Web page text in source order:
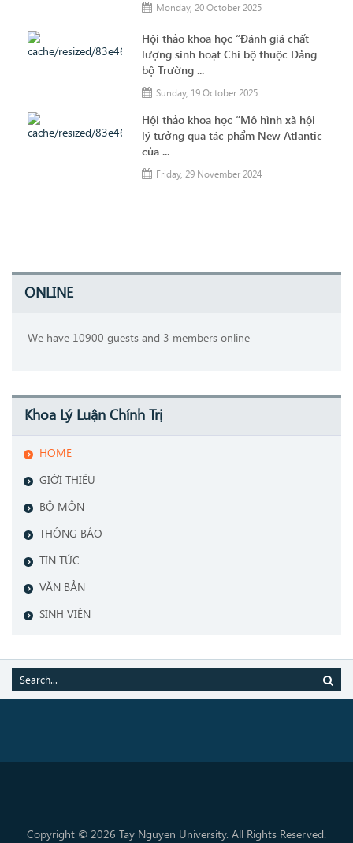
Monday, 20 October 2025
Hội thảo khoa học “Đánh giá chất
lượng sinh hoạt Chi bộ thuộc Đảng
bộ Trường ...
Sunday, 19 October 2025
Hội thảo khoa học “Mô hình xã hội
lý tưởng qua tác phẩm New Atlantic
của ...
Friday, 29 November 2024
ONLINE
We have 10900 guests and 3 members online
Khoa Lý Luận Chính Trị
HOME
GIỚI THIỆU
BỘ MÔN
THÔNG BÁO
TIN TỨC
VĂN BẢN
SINH VIÊN
Copyright © 2026 Tay Nguyen University. All Rights Reserved.